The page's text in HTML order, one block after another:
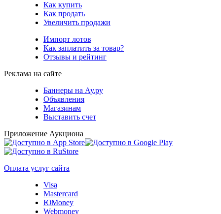
Как купить
Как продать
Увеличить продажи
Импорт лотов
Как заплатить за товар?
Отзывы и рейтинг
Реклама на сайте
Баннеры на Ау.ру
Объявления
Магазинам
Выставить счет
Приложение Аукциона
Оплата услуг сайта
Visa
Mastercard
ЮMoney
Webmoney